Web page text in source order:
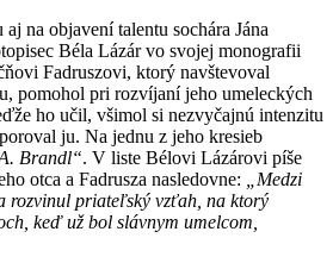
na objavení talentu sochára Jána
Béla Lázár vo svojej monografii
Fadruszovi, ktorý navštevoval
pomohol pri rozvíjaní jeho umeleckých
ho učil, všimol si nezvyčajnú intenzitu
ju. Na jednu z jeho kresieb
A. Brandl“. V liste Bélovi Lázárovi píše
otca a Fadrusza nasledovne:
„Medzi
rozvinul priateľský vzťah, na ktorý
keď už bol slávnym umelcom,